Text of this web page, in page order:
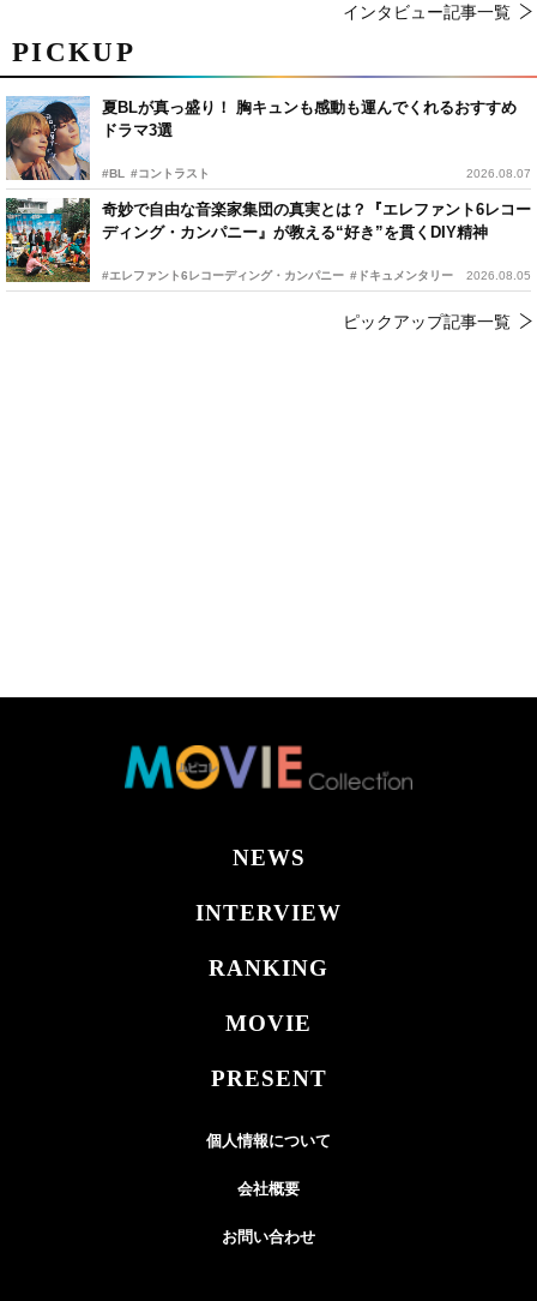
PICKUP
夏BLが真っ盛り！ 胸キュンも感動も運んでくれるおすすめ
ドラマ3選
#BL #コントラスト 2026.08.07
奇妙で自由な音楽家集団の真実とは？『エレファント6レコー
ディング・カンパニー』が教える“好き”を貫くDIY精神
#エレファント6レコーディング・カンパニー #ドキュメンタリー 2026.08.05
ピックアップ記事一覧
インタビュー記事一覧
NEWS
INTERVIEW
RANKING
MOVIE
PRESENT
個人情報について
会社概要
お問い合わせ